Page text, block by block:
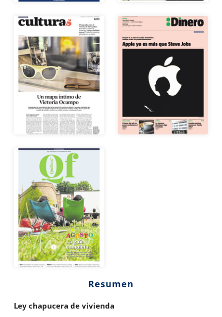
Resumen
Ley chapucera de vivienda